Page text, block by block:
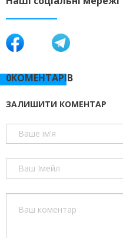
0КОМЕНТАРІВ
ЗАЛИШИТИ КОМЕНТАР